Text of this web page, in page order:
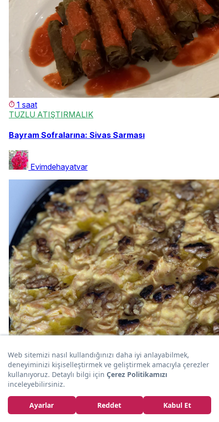
1 saat
TUZLU ATIŞTIRMALIK
Bayram Sofralarına: Sivas Sarması
Evimdehayatvar
10dk
MEZE
Kolay ve Lezzetli: Cevizli Havuç Tarator